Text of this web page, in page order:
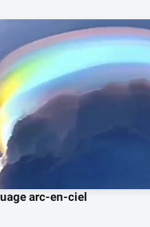
arc-en-ciel